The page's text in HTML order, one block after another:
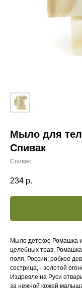
Мыло для
Спивак
Спивак
234 р.
Мыло детское Ромашка
целебных трав.
поля, России; робкое
сестрица, - золотой
Издревле на Руси
за нежной кожей